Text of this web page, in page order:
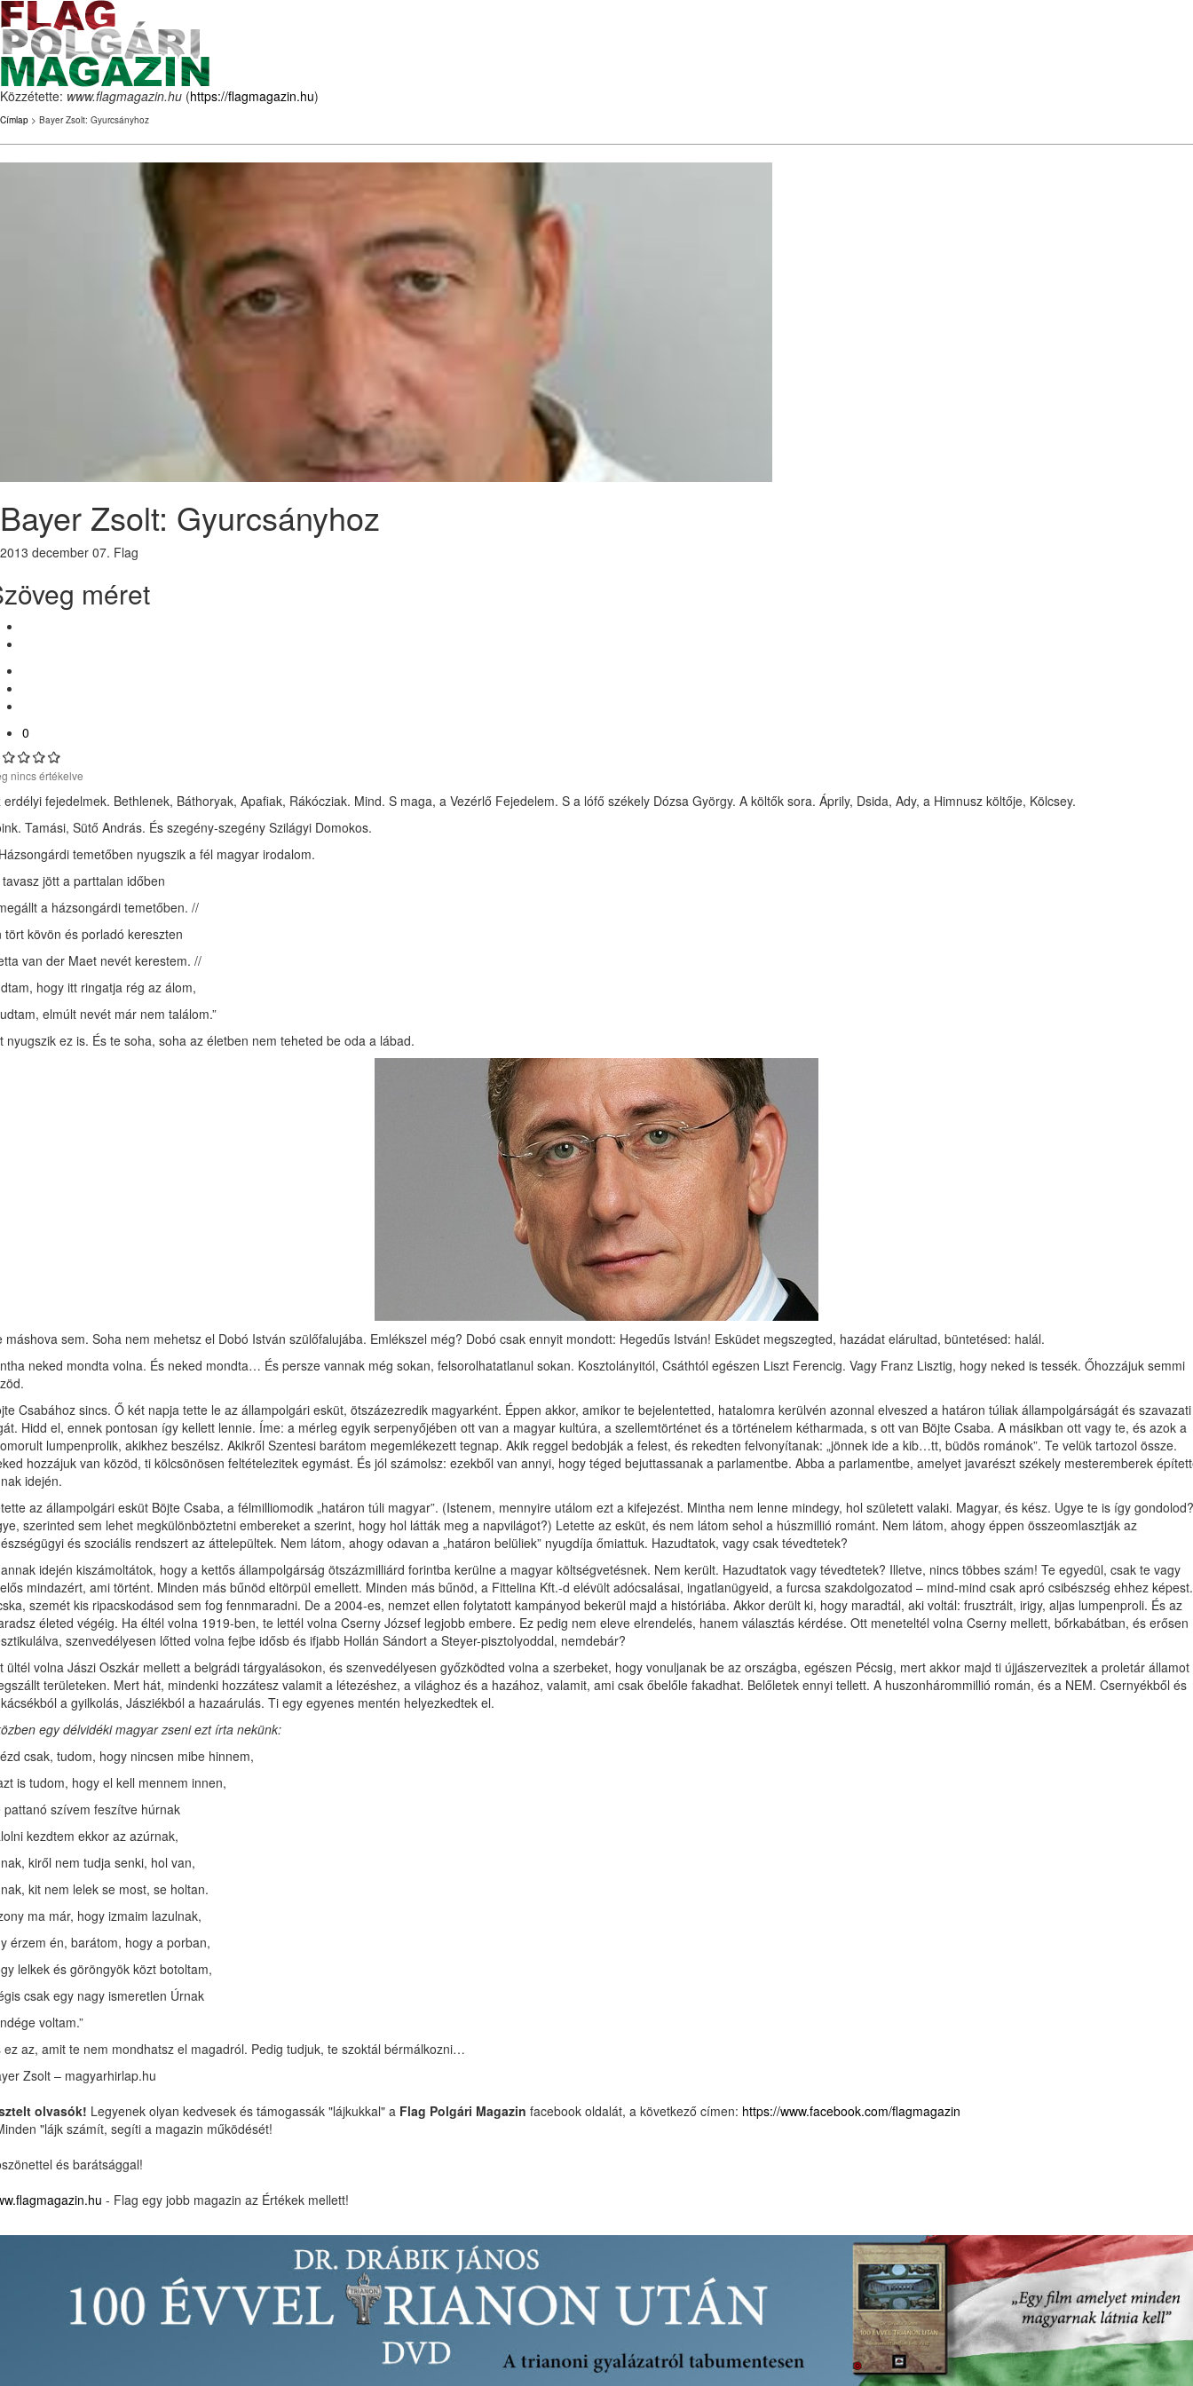
Közzétette: www.flagmagazin.hu (https://flagmagazin.hu)
Címlap > Bayer Zsolt: Gyurcsányhoz
Bayer Zsolt: Gyurcsányhoz
2013 december 07. Flag
méret
0
nincs értékelve
erdélyi fejedelmek. Bethlenek, Báthoryak, Apafiak, Rákócziak. Mind. S maga, a Vezérlő Fejedelem. S a lófő székely Dózsa György. A költők sora. Áprily, Dsida, Ady, a Himnusz költője, Kölcsey.
Tamási, Sütő András. És szegény-szegény Szilágyi Domokos.
temetőben nyugszik a fél magyar irodalom.
tavasz jött a parttalan időben
a házsongárdi temetőben. //
tört kövön és porladó kereszten
van der Maet nevét kerestem. //
hogy itt ringatja rég az álom,
elmúlt nevét már nem találom.”
nyugszik ez is. És te soha, soha az életben nem teheted be oda a lábad.
máshova sem. Soha nem mehetsz el Dobó István szülőfalujába. Emlékszel még? Dobó csak ennyit mondott: Hegedűs István! Esküdet megszegted, hazádat elárultad, büntetésed: halál.
neked mondta volna. És neked mondta… És persze vannak még sokan, felsorolhatatlanul sokan. Kosztolányitól, Csáthtól egészen Liszt Ferencig. Vagy Franz Lisztig, hogy neked is tessék. Őhozzájuk semmi
Csabához sincs. Ő két napja tette le az állampolgári esküt, ötszázezredik magyarként. Éppen akkor, amikor te bejelentetted, hatalomra kerülvén azonnal elveszed a határon túliak állampolgárságát és szavazati
Hidd el, ennek pontosan így kellett lennie. Íme: a mérleg egyik serpenyőjében ott van a magyar kultúra, a szellemtörténet és a történelem kétharmada, s ott van Böjte Csaba. A másikban ott vagy te, és azok a
lumpenprolik, akikhez beszélsz. Akikről Szentesi barátom megemlékezett tegnap. Akik reggel bedobják a felest, és rekedten felvonyítanak: „jönnek ide a kib…tt, büdös románok”. Te velük tartozol össze.
hozzájuk van közöd, ti kölcsönösen feltételezitek egymást. És jól számolsz: ezekből van annyi, hogy téged bejuttassanak a parlamentbe. Abba a parlamentbe, amelyet javarészt székely mesteremberek
idején.
az állampolgári esküt Böjte Csaba, a félmilliomodik „határon túli magyar”. (Istenem, mennyire utálom ezt a kifejezést. Mintha nem lenne mindegy, hol született valaki. Magyar, és kész. Ugye te is így gondolod?
szerinted sem lehet megkülönböztetni embereket a szerint, hogy hol látták meg a napvilágot?) Letette az esküt, és nem látom sehol a húszmillió románt. Nem látom, ahogy éppen összeomlasztják az
és szociális rendszert az áttelepültek. Nem látom, ahogy odavan a „határon belüliek” nyugdíja őmiattuk. Hazudtatok, vagy csak tévedtetek?
idején kiszámoltátok, hogy a kettős állampolgárság ötszázmilliárd forintba kerülne a magyar költségvetésnek. Nem került. Hazudtatok vagy tévedtetek? Illetve, nincs többes szám! Te egyedül, csak te vagy
mindazért, ami történt. Minden más bűnöd eltörpül emellett. Minden más bűnöd, a Fittelina Kft.-d elévült adócsalásai, ingatlanügyeid, a furcsa szakdolgozatod – mind-mind csak apró csibészség ehhez képest.
szemét kis ripacskodásod sem fog fennmaradni. De a 2004-es, nemzet ellen folytatott kampányod bekerül majd a históriába. Akkor derült ki, hogy maradtál, aki voltál: frusztrált, irigy, aljas lumpenproli. És az
életed végéig. Ha éltél volna 1919-ben, te lettél volna Cserny József legjobb embere. Ez pedig nem eleve elrendelés, hanem választás kérdése. Ott meneteltél volna Cserny mellett, bőrkabátban, és erősen
szenvedélyesen lőtted volna fejbe idősb és ifjabb Hollán Sándort a Steyer-pisztolyoddal, nemdebár?
ültél volna Jászi Oszkár mellett a belgrádi tárgyalásokon, és szenvedélyesen győzködted volna a szerbeket, hogy vonuljanak be az országba, egészen Pécsig, mert akkor majd ti újjászervezitek a proletár államot
területeken. Mert hát, mindenki hozzátesz valamit a létezéshez, a világhoz és a hazához, valamit, ami csak őbelőle fakadhat. Belőletek ennyi tellett. A huszonhárommillió román, és a NEM. Csernyékből és
a gyilkolás, Jásziékból a hazaárulás. Ti egy egyenes mentén helyezkedtek el.
egy délvidéki magyar zseni ezt írta nekünk:
csak, tudom, hogy nincsen mibe hinnem,
is tudom, hogy el kell mennem innen,
pattanó szívem feszítve húrnak
kezdtem ekkor az azúrnak,
kiről nem tudja senki, hol van,
kit nem lelek se most, se holtan.
ma már, hogy izmaim lazulnak,
érzem én, barátom, hogy a porban,
lelkek és göröngyök közt botoltam,
csak egy nagy ismeretlen Úrnak
voltam.”
ez az, amit te nem mondhatsz el magadról. Pedig tudjuk, te szoktál bérmálkozni…
Zsolt – magyarhirlap.hu
olvasók! Legyenek olyan kedvesek és támogassák "lájkukkal" a Flag Polgári Magazin facebook oldalát, a következő címen: https://www.facebook.com/flagmagazin
"lájk számít, segíti a magazin működését!
és barátsággal!
- Flag egy jobb magazin az Értékek mellett!